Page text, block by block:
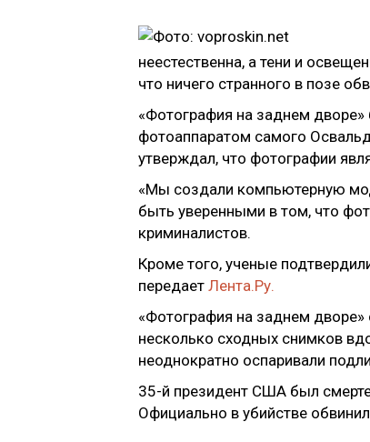
неестественна, а тени и
что ничего странного в позе
«Фотография на заднем
фотоаппаратом самого
утверждал, что фотографии
«Мы создали компьютерную
быть уверенными в том, что
криминалистов.
Кроме того, ученые
передает Лента.Ру.
«Фотография на заднем
несколько сходных снимков
неоднократно оспаривали
35-й президент США был
Официально в убийстве